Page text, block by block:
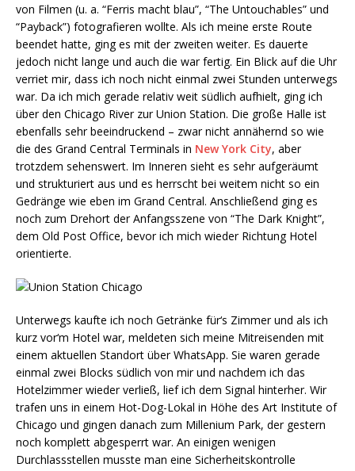
von Filmen (u. a. “Ferris macht blau”, “The Untouchables” und
“Payback”) fotografieren wollte. Als ich meine erste Route
beendet hatte, ging es mit der zweiten weiter. Es dauerte
jedoch nicht lange und auch die war fertig. Ein Blick auf die Uhr
verriet mir, dass ich noch nicht einmal zwei Stunden unterwegs
war. Da ich mich gerade relativ weit südlich aufhielt, ging ich
über den Chicago River zur Union Station. Die große Halle ist
ebenfalls sehr beeindruckend – zwar nicht annähernd so wie
die des Grand Central Terminals in New York City, aber
trotzdem sehenswert. Im Inneren sieht es sehr aufgeräumt
und strukturiert aus und es herrscht bei weitem nicht so ein
Gedränge wie eben im Grand Central. Anschließend ging es
noch zum Drehort der Anfangsszene von “The Dark Knight”,
dem Old Post Office, bevor ich mich wieder Richtung Hotel
orientierte.
Unterwegs kaufte ich noch Getränke für‘s Zimmer und als ich
kurz vor‘m Hotel war, meldeten sich meine Mitreisenden mit
einem aktuellen Standort über WhatsApp. Sie waren gerade
einmal zwei Blocks südlich von mir und nachdem ich das
Hotelzimmer wieder verließ, lief ich dem Signal hinterher. Wir
trafen uns in einem Hot-Dog-Lokal in Höhe des Art Institute of
Chicago und gingen danach zum Millenium Park, der gestern
noch komplett abgesperrt war. An einigen wenigen
Durchlassstellen musste man eine Sicherheitskontrolle